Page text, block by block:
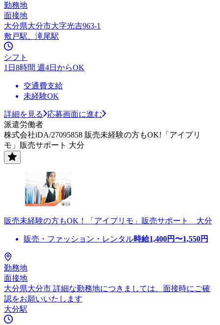
勤務地
面接地
大分県大分市大字光吉963-1
敷戸駅、滝尾駅
シフト
1日8時間 週4日からOK
交通費支給
未経験OK
詳細を見る
応募画面に進む
派遣労働者
株式会社iDA/27095858 販売未経験の方もOK!「アイプリ
モ」販売サポート 大分
販売未経験の方もOK！「アイプリモ」販売サポート 大分
販売・ファッション・レンタル時給1,400円〜1,550円
勤務地
面接地
大分県大分市 詳細な勤務地につきましては、面接時にご確
認をお願いいたします
大分駅